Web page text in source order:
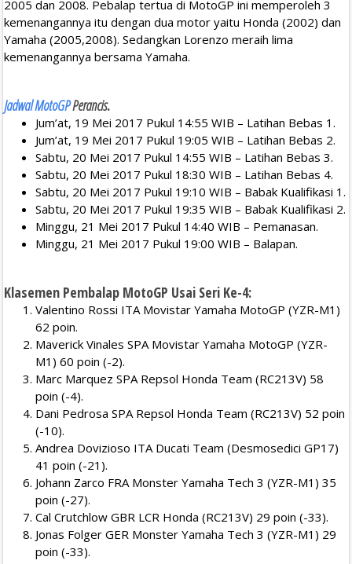
2005 dan 2008. Pebalap tertua di MotoGP ini memperoleh 3
kemenangannya itu dengan dua motor yaitu Honda (2002) dan
Yamaha (2005,2008). Sedangkan Lorenzo meraih lima
kemenangannya bersama Yamaha.
Jadwal MotoGPPerancis.
Jum’at, 19 Mei 2017 Pukul 14:55 WIB – Latihan Bebas 1.
Jum’at, 19 Mei 2017 Pukul 19:05 WIB – Latihan Bebas 2.
Sabtu, 20 Mei 2017 Pukul 14:55 WIB – Latihan Bebas 3.
Sabtu, 20 Mei 2017 Pukul 18:30 WIB – Latihan Bebas 4.
Sabtu, 20 Mei 2017 Pukul 19:10 WIB – Babak Kualifikasi 1.
Sabtu, 20 Mei 2017 Pukul 19:35 WIB – Babak Kualifikasi 2.
Minggu, 21 Mei 2017 Pukul 14:40 WIB – Pemanasan.
Minggu, 21 Mei 2017 Pukul 19:00 WIB – Balapan.
Klasemen Pembalap MotoGP Usai Seri Ke-4:
Valentino Rossi ITA Movistar Yamaha MotoGP (YZR-M1)
62 poin.
Maverick Vinales SPA Movistar Yamaha MotoGP (YZR-
M1) 60 poin (-2).
Marc Marquez SPA Repsol Honda Team (RC213V) 58
poin (-4).
Dani Pedrosa SPA Repsol Honda Team (RC213V) 52 poin
(-10).
Andrea Dovizioso ITA Ducati Team (Desmosedici GP17)
41 poin (-21).
Johann Zarco FRA Monster Yamaha Tech 3 (YZR-M1) 35
poin (-27).
Cal Crutchlow GBR LCR Honda (RC213V) 29 poin (-33).
Jonas Folger GER Monster Yamaha Tech 3 (YZR-M1) 29
poin (-33).